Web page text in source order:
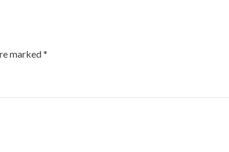
marked*